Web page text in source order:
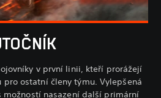
v první linii, kteří prorážejí
ostatní členy týmu. Vylepšená
nasazení další primární